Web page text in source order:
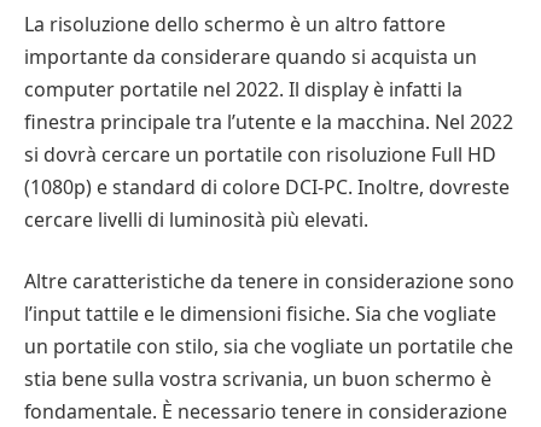
La risoluzione dello schermo è un altro fattore
importante da considerare quando si acquista un
computer portatile nel 2022. Il display è infatti la
finestra principale tra l’utente e la macchina. Nel 2022
si dovrà cercare un portatile con risoluzione Full HD
(1080p) e standard di colore DCI-PC. Inoltre, dovreste
cercare livelli di luminosità più elevati.
Altre caratteristiche da tenere in considerazione sono
l’input tattile e le dimensioni fisiche. Sia che vogliate
un portatile con stilo, sia che vogliate un portatile che
stia bene sulla vostra scrivania, un buon schermo è
fondamentale. È necessario tenere in considerazione